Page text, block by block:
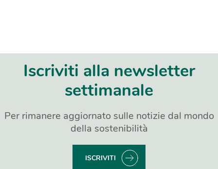
Iscriviti alla newsletter
settimanale
Per rimanere aggiornato sulle notizie dal mondo
della sostenibilità
ISCRIVITI